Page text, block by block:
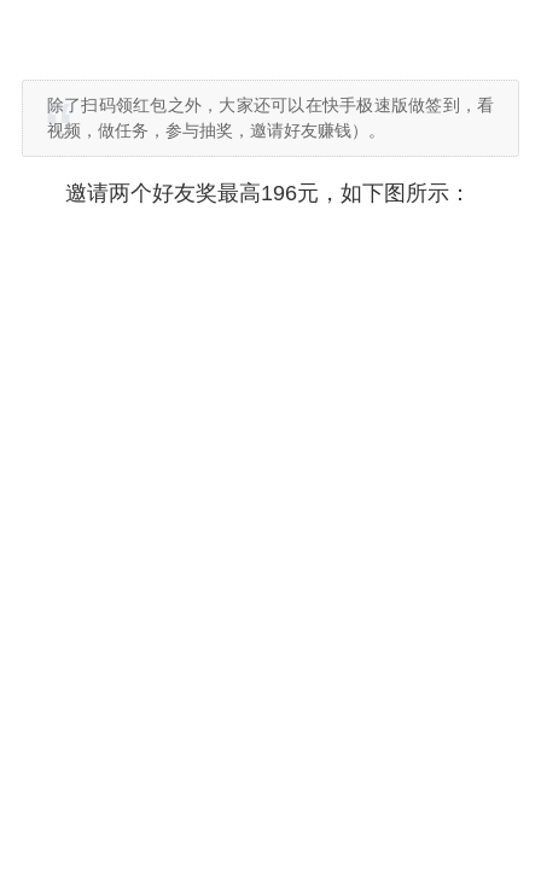
除了扫码领红包之外，大家还可以在快手极速版做签到，看
视频，做任务，参与抽奖，邀请好友赚钱）。
邀请两个好友奖最高196元，如下图所示：